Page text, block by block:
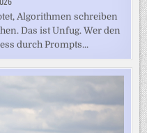
Algorithmen schreiben
Das ist Unfug. Wer den
durch Prompts...